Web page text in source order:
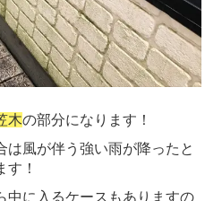
木の部分になります！
風が伴う強い雨が降ったと
！
に入るケースもありますの